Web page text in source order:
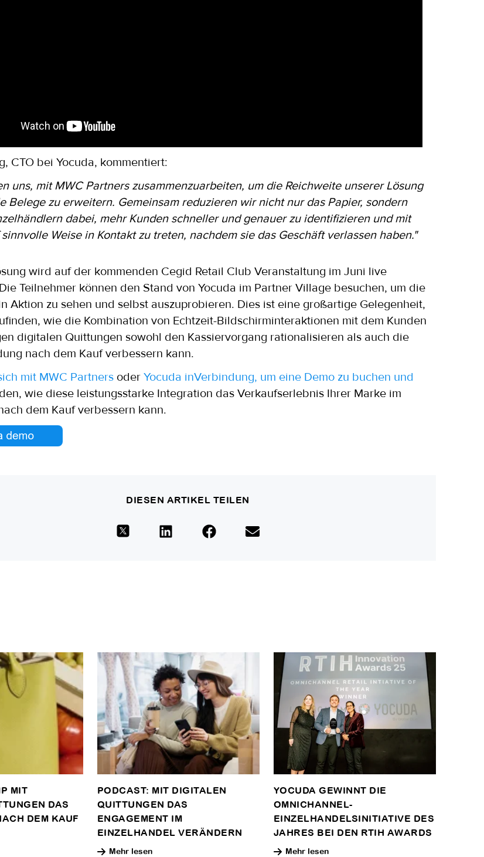
CTO bei Yocuda, kommentiert:
uns, mit MWC Partners zusammenzuarbeiten, um die Reichweite unserer Lösung
Belege zu erweitern. Gemeinsam reduzieren wir nicht nur das Papier, sondern
dabei, mehr Kunden schneller und genauer zu identifizieren und mit
Weise in Kontakt zu treten, nachdem sie das Geschäft verlassen haben."
wird auf der kommenden Cegid Retail Club Veranstaltung im Juni live
Teilnehmer können den Stand von Yocuda im Partner Village besuchen, um die
Aktion zu sehen und selbst auszuprobieren. Dies ist eine großartige Gelegenheit,
wie die Kombination von Echtzeit-Bildschirminteraktionen mit dem Kunden
digitalen Quittungen sowohl den Kassiervorgang rationalisieren als auch die
nach dem Kauf verbessern kann.
mit MWC Partners oderYocuda inVerbindung, um eine Demo zu buchen und
wie diese leistungsstarke Integration das Verkaufserlebnis Ihrer Marke im
dem Kauf verbessern kann.
DIESEN ARTIKEL TEILEN
MIT
DAS
DEM KAUF
PODCAST: MIT DIGITALEN
QUITTUNGEN DAS
ENGAGEMENT IM
EINZELHANDEL VERÄNDERN
Mehr lesen
YOCUDA GEWINNT DIE
OMNICHANNEL-
EINZELHANDELSINITIATIVE DES
JAHRES BEI DEN RTIH AWARDS
Mehr lesen